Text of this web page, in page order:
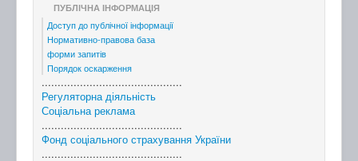
ПУБЛІЧНА ІНФОРМАЦІЯ
Доступ до публічної інформації
Нормативно-правова база
форми запитів
Порядок оскарження
............................................
Регуляторна діяльність
Соціальна реклама
............................................
Фонд соціального страхування України
............................................